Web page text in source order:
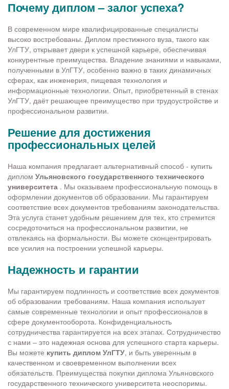
Почему диплом – залог успеха?
В современном мире квалифицированные специалисты
высоко востребованы. Диплом престижного вуза, такого как
УлГТУ, открывает двери к успешной карьере, обеспечивая
конкурентные преимущества. Владение знаниями и навыками,
полученными в УлГТУ, особенно важно в таких динамичных
сферах, как инженерия, пищевая технология и
информационные технологии. Опыт, приобретенный в стенах
УлГТУ, даёт решающее преимущество при трудоустройстве и
профессиональном развитии.
Решение для достижения
профессиональных целей
Наша компания предлагает альтернативный способ - купить
диплом Ульяновского государственного технического
университета . Мы оказываем профессиональную помощь в
оформлении документов об образовании. Мы гарантируем
соответствие всех документов требованиям законодательства.
Эта услуга станет удобным решением для тех, кто стремится
сосредоточиться на профессиональном развитии, не
отвлекаясь на формальности. Вы можете сконцентрировать
все усилия на построении успешной карьеры.
Надежность и гарантии
Мы гарантируем подлинность и соответствие всех документов
об образовании требованиям. Наша компания использует
самые современные технологии и опыт профессионалов в
сфере документооборота. Конфиденциальность
сотрудничества гарантируется на всех этапах. Сотрудничество
с нами – это надежная основа для успешного старта карьеры.
Вы можете купить диплом УлГТУ, и быть уверенным в
качественном и своевременном выполнении всех
обязательств. Преимущества покупки диплома Ульяновского
государственного технического университета неоспоримы.